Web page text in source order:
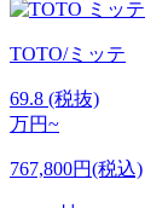
TOTO/ミッテ
69.8 (税抜)
万円~
767,800円(税込)